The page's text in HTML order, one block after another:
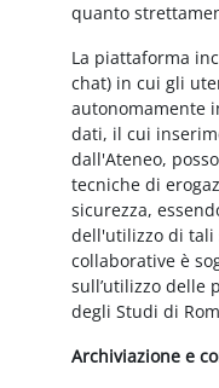
quanto
La piattaforma
chat) in cui gli
autonomamente
dati, il cui
dall'Ateneo,
tecniche di
sicurezza,
dell'utilizzo di
collaborative è
sull’utilizzo delle
degli Studi di
Archiviazione e